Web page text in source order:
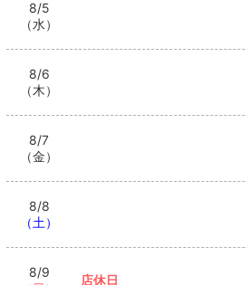
8/5
（水）
8/6
（木）
8/7
（金）
8/8
（土）
8/9
店休日